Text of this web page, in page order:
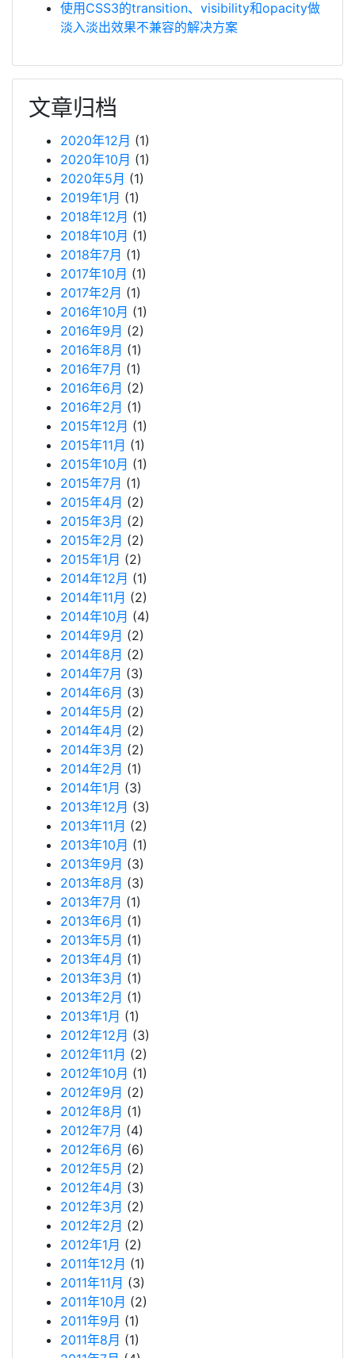
使用CSS3的transition、visibility和opacity做
淡入淡出效果不兼容的解决方案
文章归档
2020年12月 (1)
2020年10月 (1)
2020年5月 (1)
2019年1月 (1)
2018年12月 (1)
2018年10月 (1)
2018年7月 (1)
2017年10月 (1)
2017年2月 (1)
2016年10月 (1)
2016年9月 (2)
2016年8月 (1)
2016年7月 (1)
2016年6月 (2)
2016年2月 (1)
2015年12月 (1)
2015年11月 (1)
2015年10月 (1)
2015年7月 (1)
2015年4月 (2)
2015年3月 (2)
2015年2月 (2)
2015年1月 (2)
2014年12月 (1)
2014年11月 (2)
2014年10月 (4)
2014年9月 (2)
2014年8月 (2)
2014年7月 (3)
2014年6月 (3)
2014年5月 (2)
2014年4月 (2)
2014年3月 (2)
2014年2月 (1)
2014年1月 (3)
2013年12月 (3)
2013年11月 (2)
2013年10月 (1)
2013年9月 (3)
2013年8月 (3)
2013年7月 (1)
2013年6月 (1)
2013年5月 (1)
2013年4月 (1)
2013年3月 (1)
2013年2月 (1)
2013年1月 (1)
2012年12月 (3)
2012年11月 (2)
2012年10月 (1)
2012年9月 (2)
2012年8月 (1)
2012年7月 (4)
2012年6月 (6)
2012年5月 (2)
2012年4月 (3)
2012年3月 (2)
2012年2月 (2)
2012年1月 (2)
2011年12月 (1)
2011年11月 (3)
2011年10月 (2)
2011年9月 (1)
2011年8月 (1)